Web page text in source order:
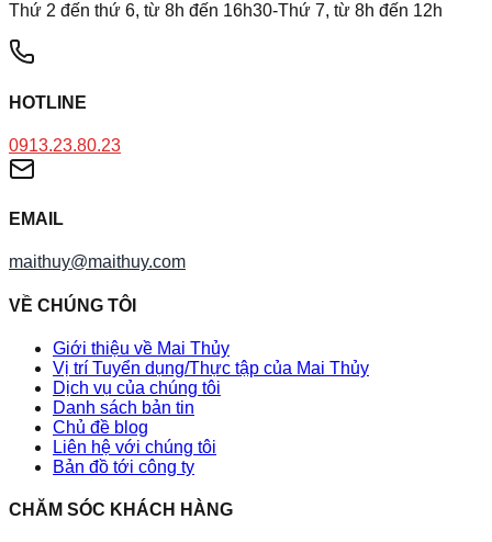
Thứ 2 đến thứ 6, từ 8h đến 16h30-Thứ 7, từ 8h đến 12h
HOTLINE
0913.23.80.23
EMAIL
maithuy@maithuy.com
VỀ CHÚNG TÔI
Giới thiệu về Mai Thủy
Vị trí Tuyển dụng/Thực tập của Mai Thủy
Dịch vụ của chúng tôi
Danh sách bản tin
Chủ đề blog
Liên hệ với chúng tôi
Bản đồ tới công ty
CHĂM SÓC KHÁCH HÀNG